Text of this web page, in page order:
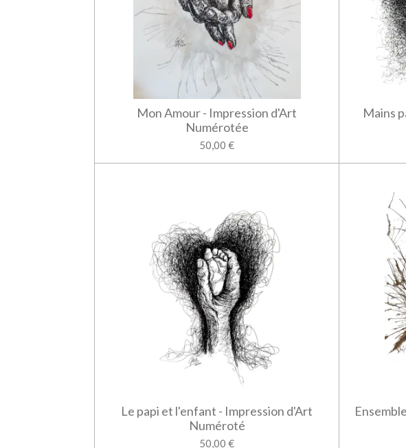
Mon Amour - Impression d'Art
Numérotée
50,00 €
Mains
Le papi et l'enfant - Impression d'Art
Numéroté
50,00 €